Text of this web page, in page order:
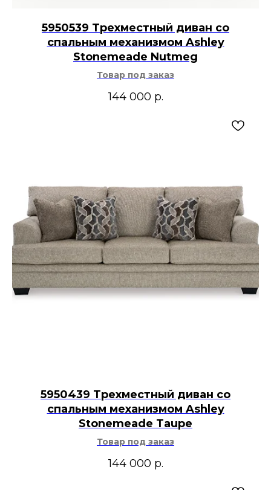
5950539 Трехместный диван со
спальным механизмом Ashley
Stonemeade Nutmeg
Товар под заказ
144 000 р.
5950439 Трехместный диван со
спальным механизмом Ashley
Stonemeade Taupe
Товар под заказ
144 000 р.